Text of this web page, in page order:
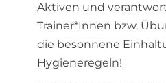
Aktiven und
Trainer*Innen bzw.
die besonnene
Hygieneregeln!